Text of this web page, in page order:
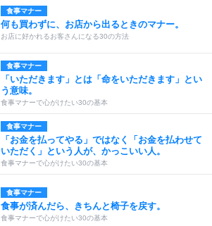
食事マナー
何も買わずに、お店から出るときのマナー。
お店に好かれるお客さんになる30の方法
食事マナー
「いただきます」とは「命をいただきます」とい
う意味。
食事マナーで心がけたい30の基本
食事マナー
「お金を払ってやる」ではなく「お金を払わせて
いただく」という人が、かっこいい人。
食事マナーで心がけたい30の基本
食事マナー
食事が済んだら、きちんと椅子を戻す。
食事マナーで心がけたい30の基本